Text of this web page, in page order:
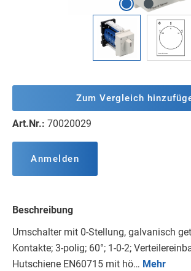
Zum Vergleich
Art.Nr.: 70020029
Anmelden
Beschreibung
Umschalter mit 0-Stellung, galvanisch
Kontakte; 3-polig; 60°; 1-0-2;
Hutschiene EN60715 mit hö… Mehr